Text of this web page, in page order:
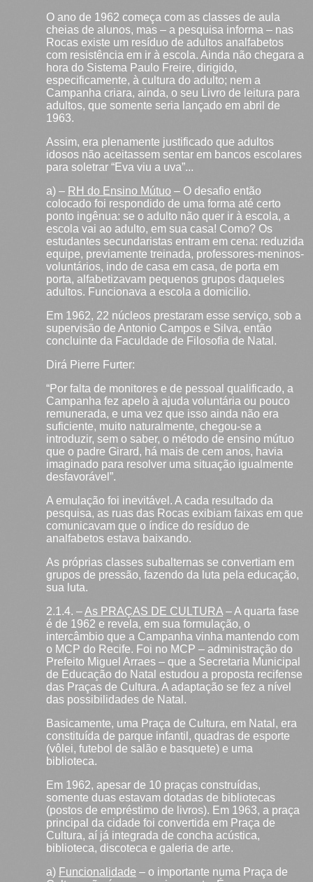
O ano de 1962 começa com as classes de aula
cheias de alunos, mas – a pesquisa informa – nas
Rocas existe um resíduo de adultos analfabetos
com resistência em ir à escola. Ainda não chegara a
hora do Sistema Paulo Freire, dirigido,
especificamente, à cultura do adulto; nem a
Campanha criara, ainda, o seu Livro de leitura para
adultos, que somente seria lançado em abril de
1963.
Assim, era plenamente justificado que adultos
idosos não aceitassem sentar em bancos escolares
para soletrar “Eva viu a uva”...
a) – RH do Ensino Mútuo – O desafio então
colocado foi respondido de uma forma até certo
ponto ingênua: se o adulto não quer ir à escola, a
escola vai ao adulto, em sua casa! Como? Os
estudantes secundaristas entram em cena: reduzida
equipe, previamente treinada, professores-meninos-
voluntários, indo de casa em casa, de porta em
porta, alfabetizavam pequenos grupos daqueles
adultos. Funcionava a escola a domicilio.
Em 1962, 22 núcleos prestaram esse serviço, sob a
supervisão de Antonio Campos e Silva, então
concluinte da Faculdade de Filosofia de Natal.
Dirá Pierre Furter:
“Por falta de monitores e de pessoal qualificado, a
Campanha fez apelo à ajuda voluntária ou pouco
remunerada, e uma vez que isso ainda não era
suficiente, muito naturalmente, chegou-se a
introduzir, sem o saber, o método de ensino mútuo
que o padre Girard, há mais de cem anos, havia
imaginado para resolver uma situação igualmente
desfavorável”.
A emulação foi inevitável. A cada resultado da
pesquisa, as ruas das Rocas exibiam faixas em que
comunicavam que o índice do resíduo de
analfabetos estava baixando.
As próprias classes subalternas se convertiam em
grupos de pressão, fazendo da luta pela educação,
sua luta.
2.1.4. –As PRAÇAS DE CULTURA – A quarta fase
é de 1962 e revela, em sua formulação, o
intercâmbio que a Campanha vinha mantendo com
o MCP do Recife. Foi no MCP – administração do
Prefeito Miguel Arraes – que a Secretaria Municipal
de Educação do Natal estudou a proposta recifense
das Praças de Cultura. A adaptação se fez a nível
das possibilidades de Natal.
Basicamente, uma Praça de Cultura, em Natal, era
constituída de parque infantil, quadras de esporte
(vôlei, futebol de salão e basquete) e uma
biblioteca.
Em 1962, apesar de 10 praças construídas,
somente duas estavam dotadas de bibliotecas
(postos de empréstimo de livros). Em 1963, a praça
principal da cidade foi convertida em Praça de
Cultura, aí já integrada de concha acústica,
biblioteca, discoteca e galeria de arte.
a) Funcionalidade – o importante numa Praça de